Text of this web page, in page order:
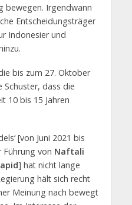
bewegen. Irgendwann
Entscheidungsträger
Indonesier und
bis zum 27. Oktober
dass die
10 bis 15 Jahren
[von Juni 2021 bis
von Naftali
] hat nicht lange
hält sich recht
Meinung nach bewegt